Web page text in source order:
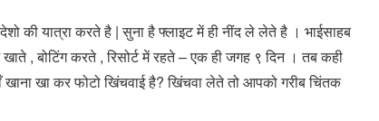
की यात्रा करते है | सुना है फ्लाइट में ही नींद ले लेते है । भाईसाहब
, बोटिंग करते , रिसोर्ट में रहते – एक ही जगह ९ दिन । तब कही
खा कर फोटो खिंचवाई है? खिंचवा लेते तो आपको गरीब चिंतक